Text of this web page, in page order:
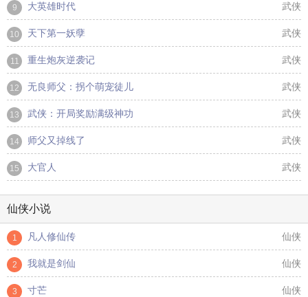
9 大英雄时代 武侠
10 天下第一妖孽 武侠
11 重生炮灰逆袭记 武侠
12 无良师父：拐个萌宠徒儿 武侠
13 武侠：开局奖励满级神功 武侠
14 师父又掉线了 武侠
15 大官人 武侠
仙侠小说
1 凡人修仙传 仙侠
2 我就是剑仙 仙侠
3 寸芒 仙侠